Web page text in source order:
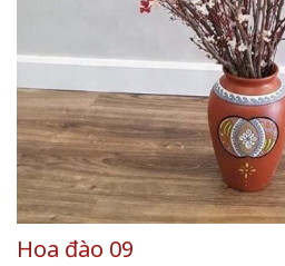
Hoa đào 09